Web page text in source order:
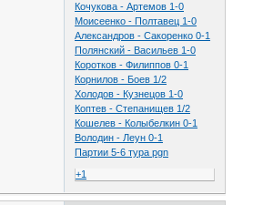
Кочукова - Артемов 1-0
Моисеенко - Полтавец 1-0
Александров - Сакоренко 0-1
Полянский - Васильев 1-0
Коротков - Филиппов 0-1
Корнилов - Боев 1/2
Холодов - Кузнецов 1-0
Коптев - Степанищев 1/2
Кошелев - Колыбелкин 0-1
Володин - Леун 0-1
Партии 5-6 тура pgn
+1